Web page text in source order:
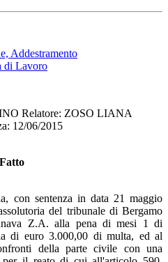
Addestramento
di Lavoro
Relatore: ZOSO LIANA
12/06/2015
Fatto
con sentenza in data 21 maggio
del tribunale di Bergamo
Z.A. alla pena di mesi 1 di
di euro 3.000,00 di multa, ed al
della parte civile con una